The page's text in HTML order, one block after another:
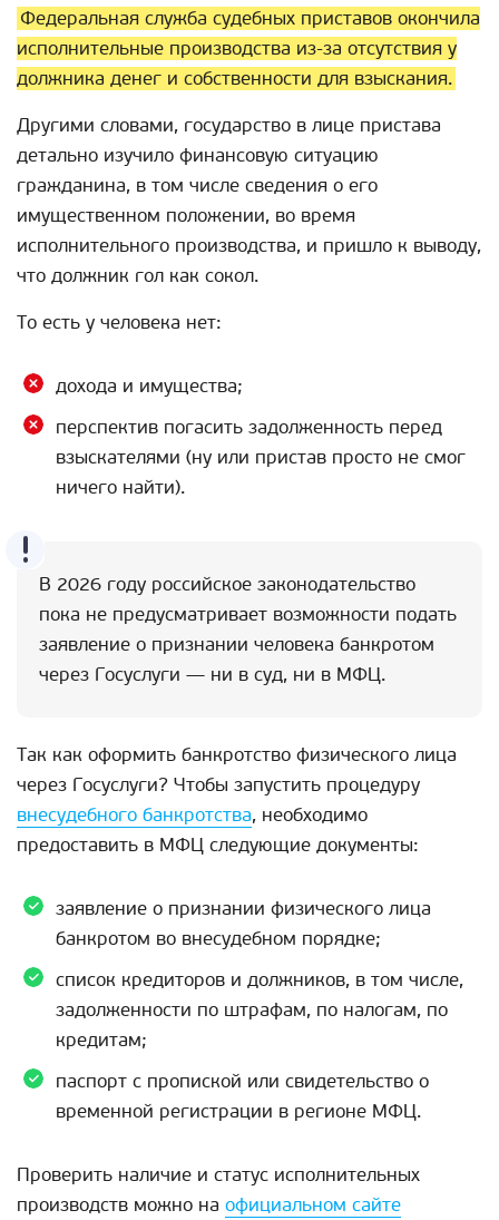
Федеральная служба судебных приставов окончила
исполнительные производства из-за отсутствия у
должника денег и собственности для взыскания.
Другими словами, государство в лице пристава
детально изучило финансовую ситуацию
гражданина, в том числе сведения о его
имущественном положении, во время
исполнительного производства, и пришло к выводу,
что должник гол как сокол.
То есть у человека нет:
дохода и имущества;
перспектив погасить задолженность перед
взыскателями (ну или пристав просто не смог
ничего найти).
В 2026 году российское законодательство
пока не предусматривает возможности подать
заявление о признании человека банкротом
через Госуслуги — ни в суд, ни в МФЦ.
Так как оформить банкротство физического лица
через Госуслуги? Чтобы запустить процедуру
внесудебного банкротства, необходимо
предоставить в МФЦ следующие документы:
заявление о признании физического лица
банкротом во внесудебном порядке;
список кредиторов и должников, в том числе,
задолженности по штрафам, по налогам, по
кредитам;
паспорт с пропиской или свидетельство о
временной регистрации в регионе МФЦ.
Проверить наличие и статус исполнительных
производств можно на официальном сайте